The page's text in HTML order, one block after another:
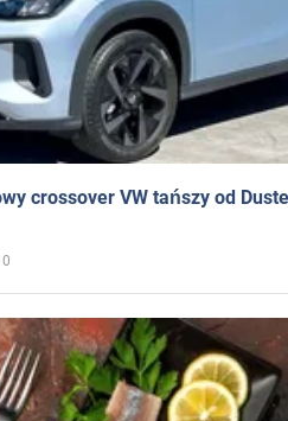
crossover VW tańszy od